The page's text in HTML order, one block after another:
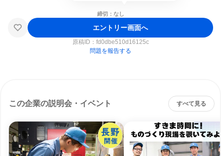
締切：なし
エントリー画面へ
原稿ID： fd0dbe510d16125c
問題を報告する
この企業の説明会・イベント すべて見る